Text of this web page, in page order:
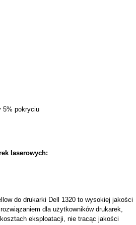
5% pokryciu
laserowych:
do drukarki Dell 1320 to wysokiej jakości
dla użytkowników drukarek,
eksploatacji, nie tracąc jakości